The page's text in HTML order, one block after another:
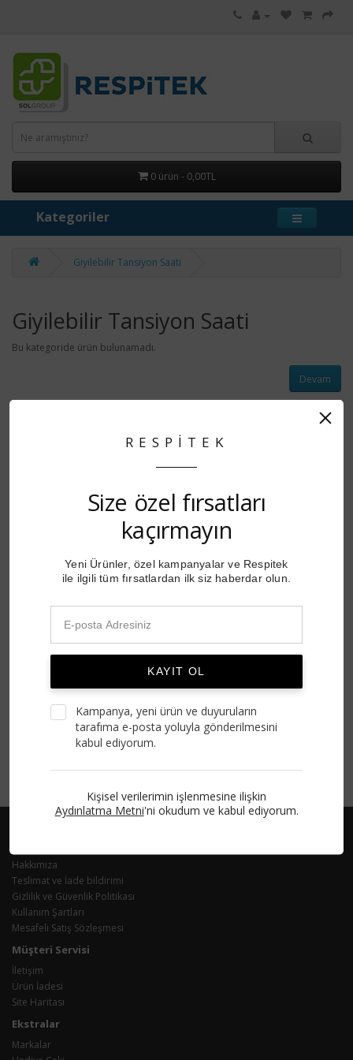
RESPİTEK
Size özel fırsatları
kaçırmayın
Yeni Ürünler, özel kampanyalar ve Respitek
ile ilgili tüm fırsatlardan ilk siz haberdar olun.
KAYIT OL
Kampanya, yeni ürün ve duyuruların
tarafıma e-posta yoluyla gönderilmesini
kabul ediyorum.
Kişisel verilerimin işlenmesine ilişkin
Aydınlatma Metni'ni okudum ve kabul ediyorum.
0 ürün - 0,00TL
Kategoriler
Giyilebilir Tansiyon Saati
Giyilebilir Tansiyon Saati
Bu kategoride ürün bulunamadı.
Devam
Hakkımıza
Teslimat ve İade bildirimi
Gizlilik ve Güvenlik Politikası
Kullanım Şartları
Mesafeli Satış Sözleşmesi
Müşteri Servisi
İletişim
Ürün İadesi
Site Haritası
Ekstralar
Markalar